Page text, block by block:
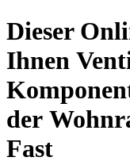
Dieser
Ihnen
der
Fast